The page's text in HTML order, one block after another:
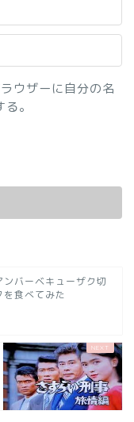
ウザーに自分の名
。
バーベキューザク切
を食べてみた